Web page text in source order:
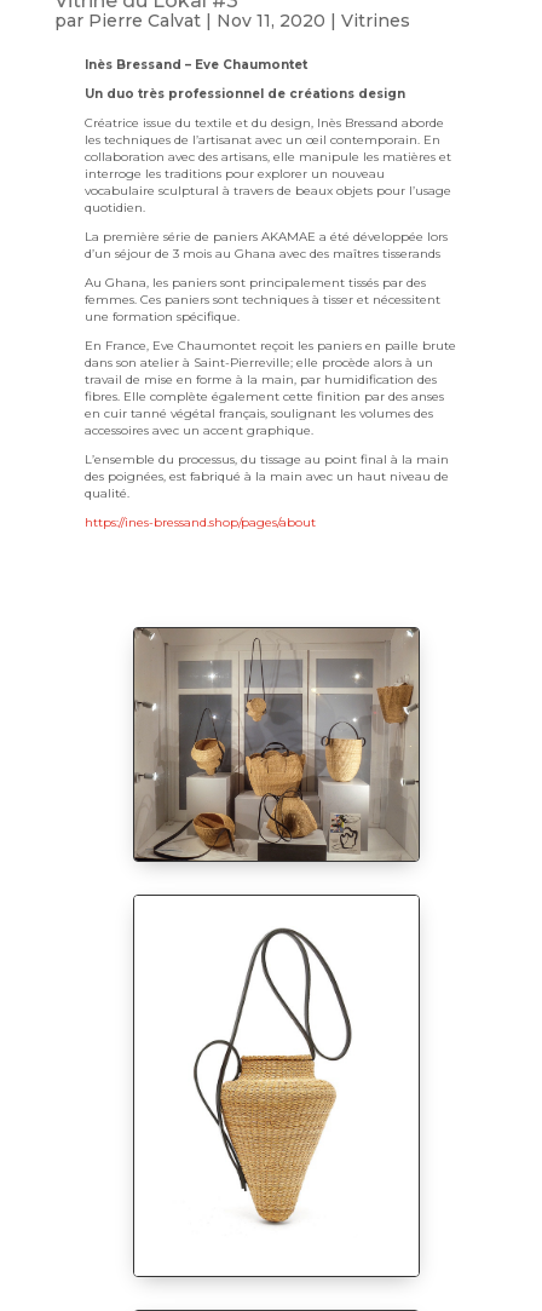
par Pierre Calvat| Nov 11, 2020 | Vitrines
Inès Bressand – Eve Chaumontet
Un duo très professionnel de créations design
Créatrice issue du textile et du design, Inès Bressand aborde
les techniques de l’artisanat avec un œil contemporain. En
collaboration avec des artisans, elle manipule les matières et
interroge les traditions pour explorer un nouveau
vocabulaire sculptural à travers de beaux objets pour l’usage
quotidien.
La première série de paniers AKAMAE a été développée lors
d’un séjour de 3 mois au Ghana avec des maîtres tisserands
Au Ghana, les paniers sont principalement tissés par des
femmes. Ces paniers sont techniques à tisser et nécessitent
une formation spécifique.
En France, Eve Chaumontet reçoit les paniers en paille brute
dans son atelier à Saint-Pierreville; elle procède alors à un
travail de mise en forme à la main, par humidification des
fibres. Elle complète également cette finition par des anses
en cuir tanné végétal français, soulignant les volumes des
accessoires avec un accent graphique.
L’ensemble du processus, du tissage au point final à la main
des poignées, est fabriqué à la main avec un haut niveau de
qualité.
https://ines-bressand.shop/pages/about